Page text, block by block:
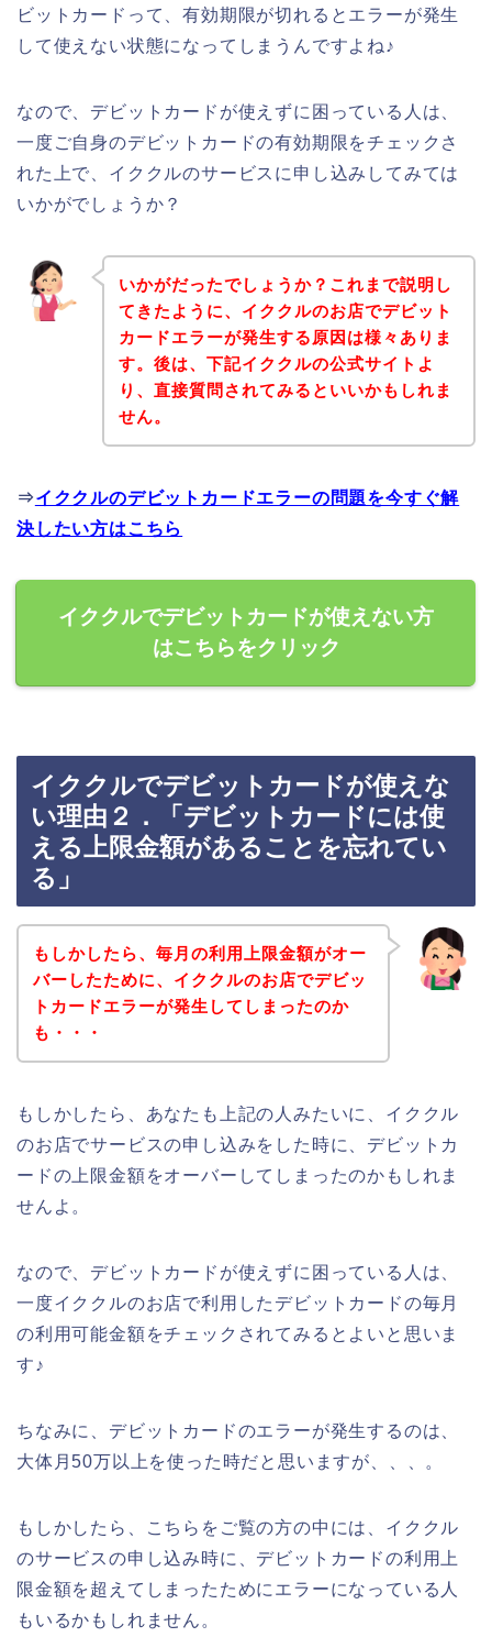
ビットカードって、有効期限が切れるとエラーが発生
して使えない状態になってしまうんですよね♪
なので、デビットカードが使えずに困っている人は、
一度ご自身のデビットカードの有効期限をチェックさ
れた上で、イククルのサービスに申し込みしてみては
いかがでしょうか？
いかがだったでしょうか？これまで説明し
てきたように、イククルのお店でデビット
カードエラーが発生する原因は様々ありま
す。後は、下記イククルの公式サイトよ
り、直接質問されてみるといいかもしれま
せん。
⇒イククルのデビットカードエラーの問題を今すぐ解
決したい方はこちら
イククルでデビットカードが使えない方
はこちらをクリック
イククルでデビットカードが使えな
い理由２．「デビットカードには使
える上限金額があることを忘れてい
る」
もしかしたら、毎月の利用上限金額がオー
バーしたために、イククルのお店でデビッ
トカードエラーが発生してしまったのか
も・・・
もしかしたら、あなたも上記の人みたいに、イククル
のお店でサービスの申し込みをした時に、デビットカ
ードの上限金額をオーバーしてしまったのかもしれま
せんよ。
なので、デビットカードが使えずに困っている人は、
一度イククルのお店で利用したデビットカードの毎月
の利用可能金額をチェックされてみるとよいと思いま
す♪
ちなみに、デビットカードのエラーが発生するのは、
大体月50万以上を使った時だと思いますが、、、。
もしかしたら、こちらをご覧の方の中には、イククル
のサービスの申し込み時に、デビットカードの利用上
限金額を超えてしまったためにエラーになっている人
もいるかもしれません。